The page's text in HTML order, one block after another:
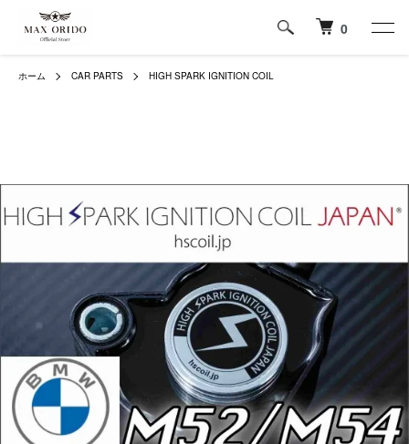
0
ホーム CAR PARTS HIGH SPARK IGNITION COIL